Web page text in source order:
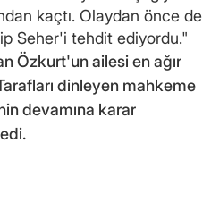
kaçtı. Olaydan önce de
Seher'i tehdit ediyordu."
Özkurt'un ailesi en ağır
dinleyen mahkeme
devamına karar